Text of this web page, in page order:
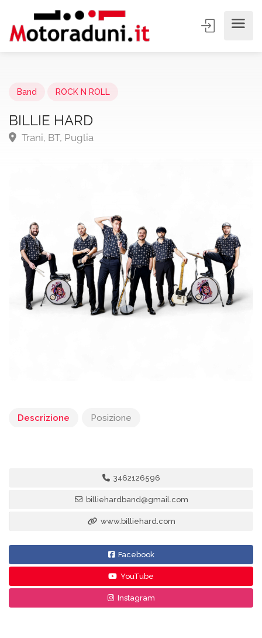
Band ROCK N ROLL
BILLIE HARD
Trani, BT, Puglia
Descrizione Posizione
3462126596
billiehardband@gmail.com
www.billiehard.com
Facebook
YouTube
Instagram